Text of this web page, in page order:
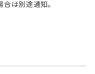
は別途通知。